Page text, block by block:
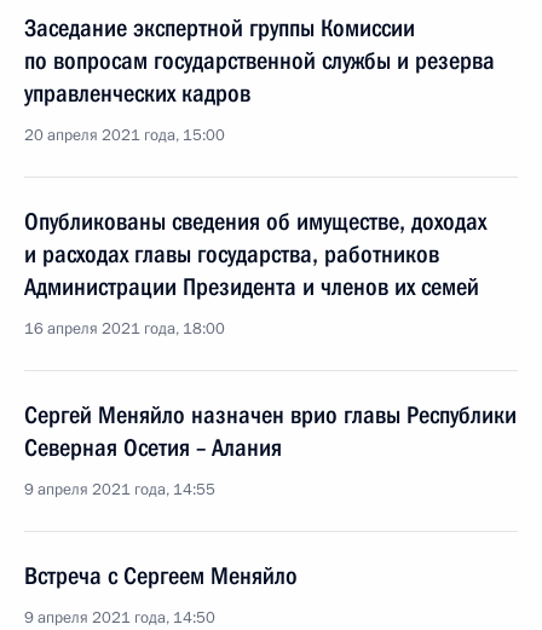
Заседание экспертной группы Комиссии
по вопросам государственной службы и резерва
управленческих кадров
20 апреля 2021 года, 15:00
Опубликованы сведения об имуществе, доходах
и расходах главы государства, работников
Администрации Президента и членов их семей
16 апреля 2021 года, 18:00
Сергей Меняйло назначен врио главы Республики
Северная Осетия – Алания
9 апреля 2021 года, 14:55
Встреча с Сергеем Меняйло
9 апреля 2021 года, 14:50